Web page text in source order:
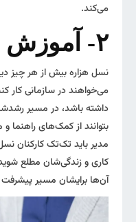
می‌کند.
۲- آموزش دهید
نسل هزاره بیش از هر چیز
می‌خواهند در سازمانی کار
داشته باشد، در مسیر
بتوانند از کمک‌های راهنما و
مدیر باید تک‌تک کارکنان
کاری و زندگی‌شان مطلع
آن‌ها برایشان مسیر پیشرفت